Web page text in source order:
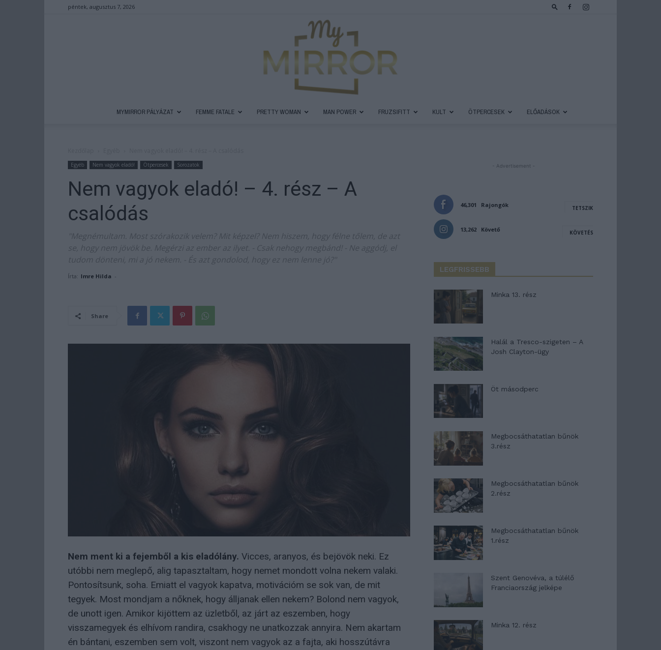
péntek, augusztus 7, 2026
Magazin
MYMIRROR PÁLYÁZAT FEMME FATALE PRETTY WOMAN MAN POWER FRUZSIFITT KULT ÖTPERCESEK ELŐADÁSOK
Egyéb Nem vagyok eladó! Ötpercesek Sorozatok
Nem vagyok eladó! – 4. rész – A
csalódás
"Megnémultam. Most szórakozik velem? Mit képzel? Nem hiszem, hogy félne tőlem, de azt
se, hogy nem jövök be. Megérzi az ember az ilyet. - Csak nehogy megbánd! - Ne aggódj, el
tudom dönteni, mi a jó nekem. - És azt gondolod, hogy ez nem lenne jó?"
Írta: Imre Hilda -
Share
Nem ment ki a fejemből a kis eladólány. Vicces, aranyos, és bejövök neki. Ez
utóbbi nem meglepő, alig tapasztaltam, hogy nemet mondott volna nekem valaki.
Pontosítsunk, soha. Emiatt el vagyok kapatva, motivációm se sok van, de mit
tegyek. Most mondjam a nőknek, hogy álljanak ellen nekem? Bolond nem vagyok,
de unott igen. Amikor kijöttem az üzletből, az járt az eszemben, hogy
visszamegyek és elhívom randira, csakhogy ne unatkozzak annyira. Nem akartam
én bántani, eszemben sem volt, viszont nem vagyok az a fajta, aki hosszútávra
- Advertisement -
46,301 Rajongók TETSZIK
13,262 Követő KÖVETÉS
LEGFRISSEBB
Minka 13. rész
Halál a Tresco-szigeten – A
Josh Clayton-ügy
Öt másodperc
Megbocsáthatatlan bűnök
3.rész
Megbocsáthatatlan bűnök
2.rész
Megbocsáthatatlan bűnök
1.rész
Szent Genovéva, a túlélő
Franciaország jelképe
Minka 12. rész